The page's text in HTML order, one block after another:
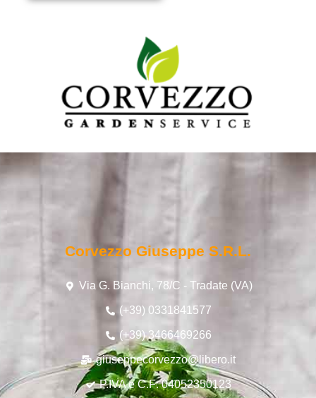
Corvezzo Giuseppe S.r.l.
Via G. Bianchi, 78/C - Tradate (VA)
(+39) 0331841577
(+39) 3466469266
giuseppecorvezzo@libero.it
P.IVA e C.F: 04052350123